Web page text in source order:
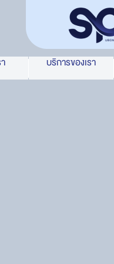
บริการของเรา